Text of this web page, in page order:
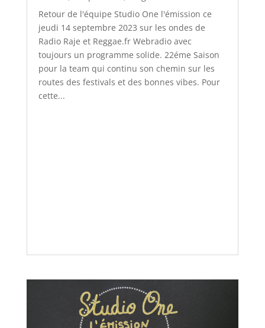
Retour de l'équipe Studio One l'émission ce
jeudi 14 septembre 2023 sur les ondes de
Radio Raje et Reggae.fr Webradio avec
toujours un programme solide. 22éme Saison
pour la team qui continu son chemin sur les
routes des festivals et des bonnes vibes. Pour
cette...